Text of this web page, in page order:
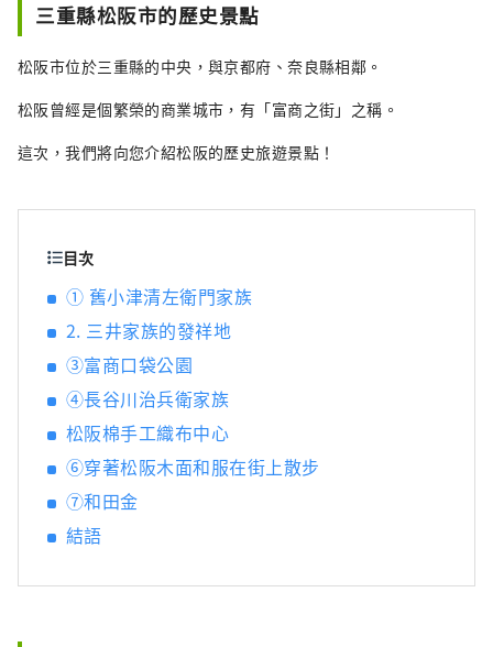
三重縣松阪市的歷史景點
松阪市位於三重縣的中央，與京都府、奈良縣相鄰。
松阪曾經是個繁榮的商業城市，有「富商之街」之稱。
這次，我們將向您介紹松阪的歷史旅遊景點！
目次
① 舊小津清左衛門家族
2. 三井家族的發祥地
③富商口袋公園
④長谷川治兵衛家族
松阪棉手工織布中心
⑥穿著松阪木面和服在街上散步
⑦和田金
結語